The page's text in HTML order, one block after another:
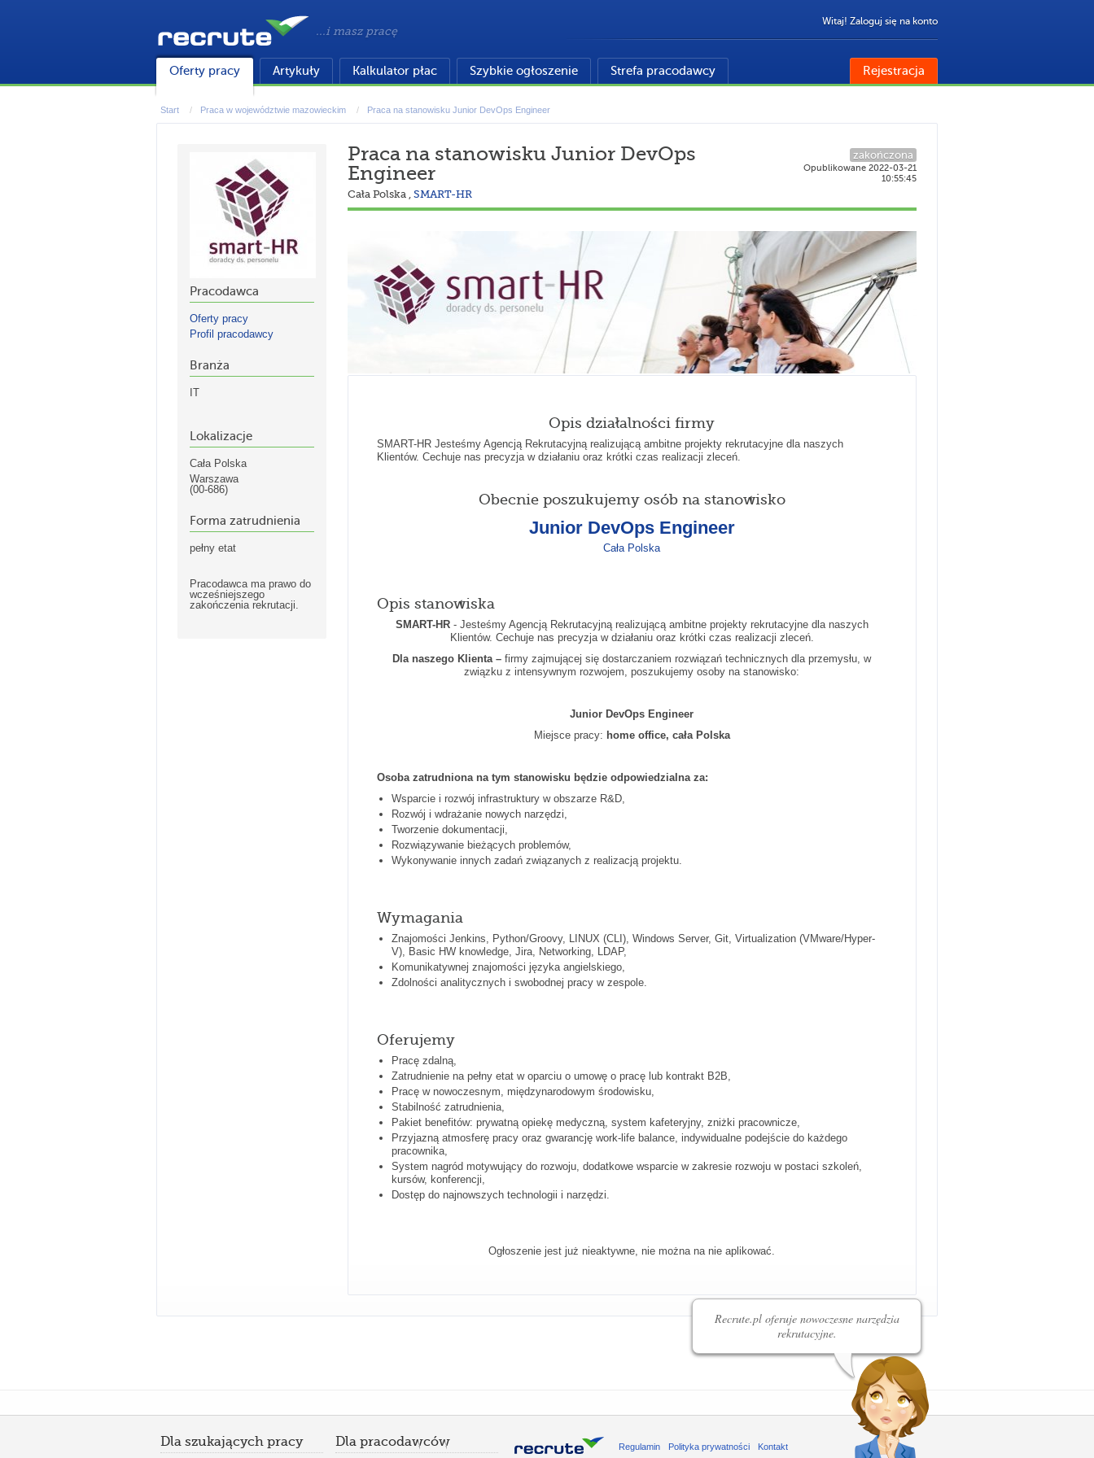
...i masz pracę
Witaj! Zaloguj się na konto
Oferty pracy Artykuły Kalkulator płac Szybkie ogłoszenie Strefa pracodawcy Rejestracja
Start Praca w województwie mazowieckim Praca na stanowisku Junior DevOps Engineer
Pracodawca
Oferty pracy
Profil pracodawcy
Branża
IT
Lokalizacje
Cała Polska
Warszawa
(00-686)
Forma zatrudnienia
pełny etat
Pracodawca ma prawo do
wcześniejszego
zakończenia rekrutacji.
Praca na stanowisku Junior DevOps
Engineer
Cała Polska, SMART-HR
zakończona
Opublikowane 2022-03-21
10:55:45
Opis działalności firmy
SMART-HR Jesteśmy Agencją Rekrutacyjną realizującą ambitne projekty rekrutacyjne dla naszych
Klientów. Cechuje nas precyzja w działaniu oraz krótki czas realizacji zleceń.
Obecnie poszukujemy osób na stanowisko
Junior DevOps Engineer
Cała Polska
Opis stanowiska
SMART-HR- Jesteśmy Agencją Rekrutacyjną realizującą ambitne projekty rekrutacyjne dla naszych
Klientów. Cechuje nas precyzja w działaniu oraz krótki czas realizacji zleceń.
Dla naszego Klienta – firmy zajmującej się dostarczaniem rozwiązań technicznych dla przemysłu, w
związku z intensywnym rozwojem, poszukujemy osoby na stanowisko:
Junior DevOps Engineer
Miejsce pracy: home office, cała Polska
Osoba zatrudniona na tym stanowisku będzie odpowiedzialna za:
Wsparcie i rozwój infrastruktury w obszarze R&D,
Rozwój i wdrażanie nowych narzędzi,
Tworzenie dokumentacji,
Rozwiązywanie bieżących problemów,
Wykonywanie innych zadań związanych z realizacją projektu.
Wymagania
Znajomości Jenkins, Python/Groovy, LINUX (CLI), Windows Server, Git, Virtualization (VMware/Hyper-
V), Basic HW knowledge, Jira, Networking, LDAP,
Komunikatywnej znajomości języka angielskiego,
Zdolności analitycznych i swobodnej pracy w zespole.
Oferujemy
Pracę zdalną,
Zatrudnienie na pełny etat w oparciu o umowę o pracę lub kontrakt B2B,
Pracę w nowoczesnym, międzynarodowym środowisku,
Stabilność zatrudnienia,
Pakiet benefitów: prywatną opiekę medyczną, system kafeteryjny, zniżki pracownicze,
Przyjazną atmosferę pracy oraz gwarancję work-life balance, indywidualne podejście do każdego
pracownika,
System nagród motywujący do rozwoju, dodatkowe wsparcie w zakresie rozwoju w postaci szkoleń,
kursów, konferencji,
Dostęp do najnowszych technologii i narzędzi.
Ogłoszenie jest już nieaktywne, nie można na nie aplikować.
Dla szukających pracy Dla pracodawców Regulamin Polityka prywatności Kontakt
Recrute.pl oferuje nowoczesne narzędzia
rekrutacyjne.